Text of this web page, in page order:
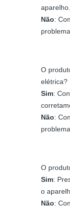
aparelho.
Não:
O
elétrica?
Sim:
Não:
O
Sim:
o
Não: